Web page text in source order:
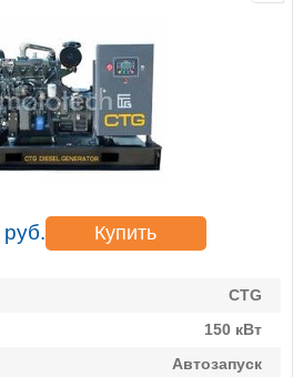
руб. Купить
CTG
150 кВт
Автозапуск